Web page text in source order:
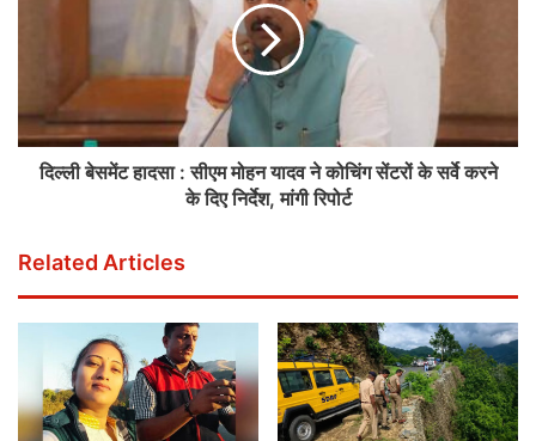
दिल्ली बेसमेंट हादसा : सीएम मोहन यादव ने कोचिंग सेंटरों के सर्वे करने
के दिए निर्देश, मांगी रिपोर्ट
Related Articles